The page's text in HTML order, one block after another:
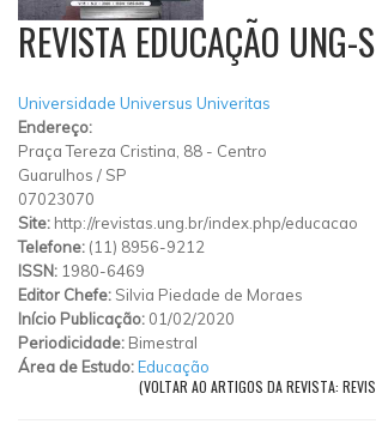
REVISTA EDUCAÇÃO UNG-
Universidade Universus Univeritas
Endereço:
Praça Tereza Cristina, 88 - Centro
Guarulhos / SP
07023070
Site: http://revistas.ung.br/index.php/educacao
Telefone: (11) 8956-9212
ISSN: 1980-6469
Editor Chefe: Silvia Piedade de Moraes
Início Publicação: 01/02/2020
Periodicidade: Bimestral
Área de Estudo:Educação
(VOLTAR AO ARTIGOS DA REVISTA: